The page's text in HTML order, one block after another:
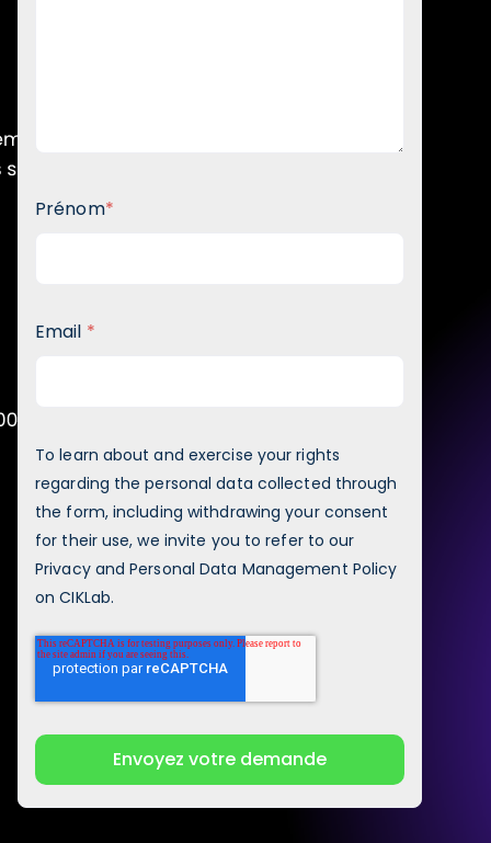
Prénom*
Email *
To learn about and exercise your rights
regarding the personal data collected through
the form, including withdrawing your consent
for their use, we invite you to refer to our
Privacy and Personal Data Management Policy
on CIKLab.